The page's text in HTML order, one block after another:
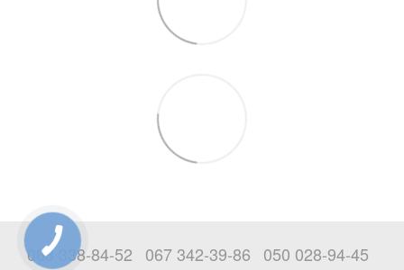
063 338-84-52 067 342-39-86 050 028-94-45